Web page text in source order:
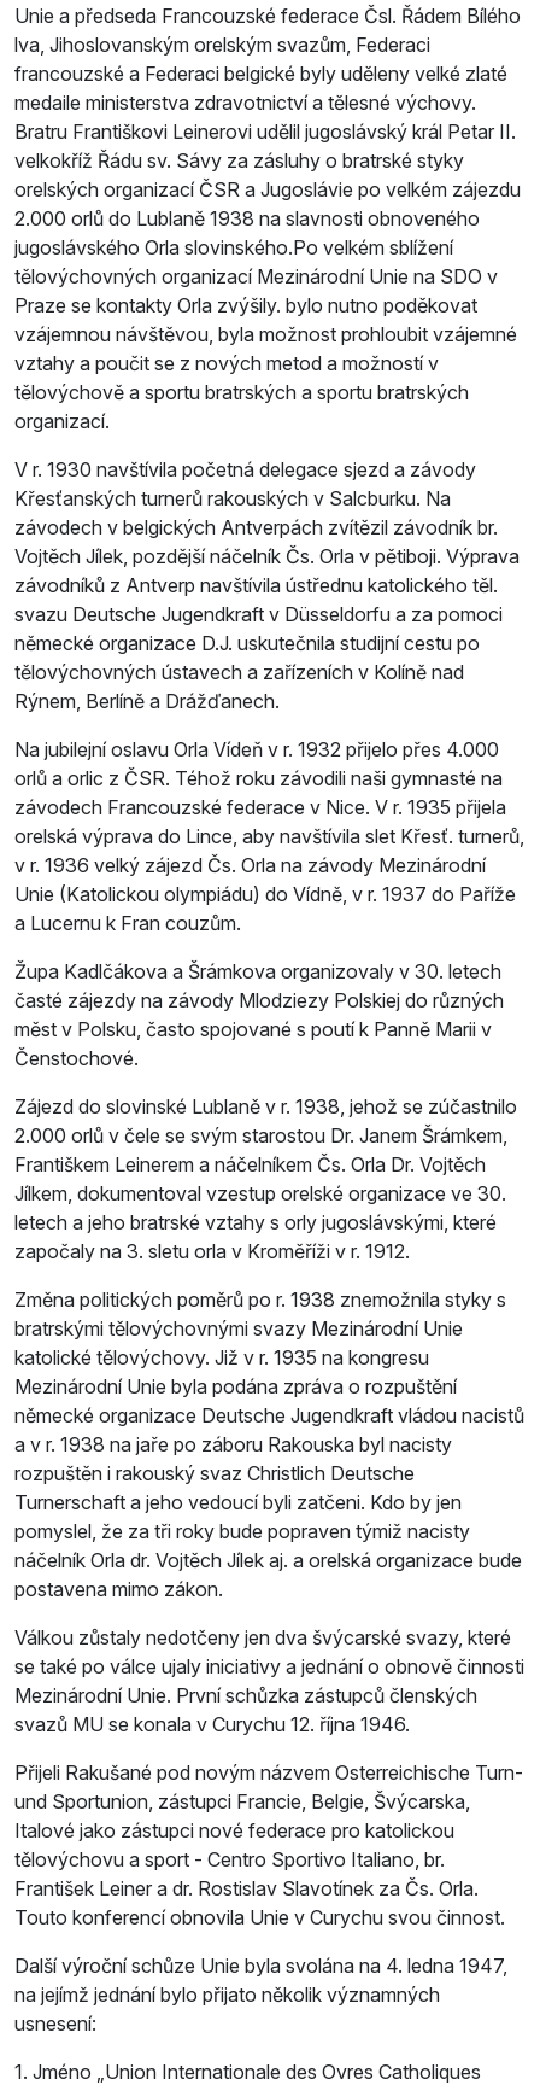
Unie a předseda Francouzské federace Čsl. Řádem Bílého
lva, Jihoslovanským orelským svazům, Federaci
francouzské a Federaci belgické byly uděleny velké zlaté
medaile ministerstva zdravotnictví a tělesné výchovy.
Bratru Františkovi Leinerovi udělil jugoslávský král Petar II.
velkokříž Řádu sv. Sávy za zásluhy o bratrské styky
orelských organizací ČSR a Jugoslávie po velkém zájezdu
2.000 orlů do Lublaně 1938 na slavnosti obnoveného
jugoslávského Orla slovinského.Po velkém sblížení
tělovýchovných organizací Mezinárodní Unie na SDO v
Praze se kontakty Orla zvýšily. bylo nutno poděkovat
vzájemnou návštěvou, byla možnost prohloubit vzájemné
vztahy a poučit se z nových metod a možností v
tělovýchově a sportu bratrských a sportu bratrských
organizací.
V r. 1930 navštívila početná delegace sjezd a závody
Křesťanských turnerů rakouských v Salcburku. Na
závodech v belgických Antverpách zvítězil závodník br.
Vojtěch Jílek, pozdější náčelník Čs. Orla v pětiboji. Výprava
závodníků z Antverp navštívila ústřednu katolického těl.
svazu Deutsche Jugendkraft v Düsseldorfu a za pomoci
německé organizace D.J. uskutečnila studijní cestu po
tělovýchovných ústavech a zařízeních v Kolíně nad
Rýnem, Berlíně a Drážďanech.
Na jubilejní oslavu Orla Vídeň v r. 1932 přijelo přes 4.000
orlů a orlic z ČSR. Téhož roku závodili naši gymnasté na
závodech Francouzské federace v Nice. V r. 1935 přijela
orelská výprava do Lince, aby navštívila slet Křesť. turnerů,
v r. 1936 velký zájezd Čs. Orla na závody Mezinárodní
Unie (Katolickou olympiádu) do Vídně, v r. 1937 do Paříže
a Lucernu k Fran­ couzům.
Župa Kadlčákova a Šrámkova organizovaly v 30. letech
časté zájezdy na závody Mlodziezy Polskiej do různých
měst v Polsku, často spojované s poutí k Panně Marii v
Čenstochové.
Zájezd do slovinské Lublaně v r. 1938, jehož se zúčastnilo
2.000 orlů v čele se svým starostou Dr. Janem Šrámkem,
Františkem Leinerem a náčelníkem Čs. Orla Dr. Vojtěch
Jílkem, dokumentoval vzestup orelské organizace ve 30.
letech a jeho bratrské vztahy s orly jugoslávskými, které
započaly na 3. sletu orla v Kroměříži v r. 1912.
Změna politických poměrů po r. 1938 znemožnila styky s
bratrskými tělovýchovnými svazy Mezinárodní Unie
katolické tělovýchovy. Již v r. 1935 na kongresu
Mezinárodní Unie byla podána zpráva o rozpuštění
německé organizace Deutsche Jugendkraft vládou nacistů
a v r. 1938 na jaře po záboru Rakouska byl nacisty
rozpuštěn i rakouský svaz Christlich Deutsche
Turnerschaft a jeho vedoucí byli zatčeni. Kdo by jen
pomyslel, že za tři roky bude popraven týmiž nacisty
náčelník Orla dr. Vojtěch Jílek aj. a orelská organizace bude
postavena mimo zákon.
Válkou zůstaly nedotčeny jen dva švýcarské svazy, které
se také po válce ujaly iniciativy a jednání o obnově činnosti
Mezinárodní Unie. První schůzka zástupců členských
svazů MU se konala v Curychu 12. října 1946.
Přijeli Rakušané pod novým názvem Osterreichische Turn-
und Sportunion, zástupci Francie, Belgie, Švýcarska,
Italové jako zástupci nové federace pro katolickou
tělovýchovu a sport - Centro Sportivo Italiano, br.
František Leiner a dr. Rostislav Slavotínek za Čs. Orla.
Touto konferencí obnovila Unie v Curychu svou činnost.
Další výroční schůze Unie byla svolána na 4. ledna 1947,
na jejímž jednání bylo přijato několik významných
usnesení:
1. Jméno „Union Internationale des Ovres Catholiques